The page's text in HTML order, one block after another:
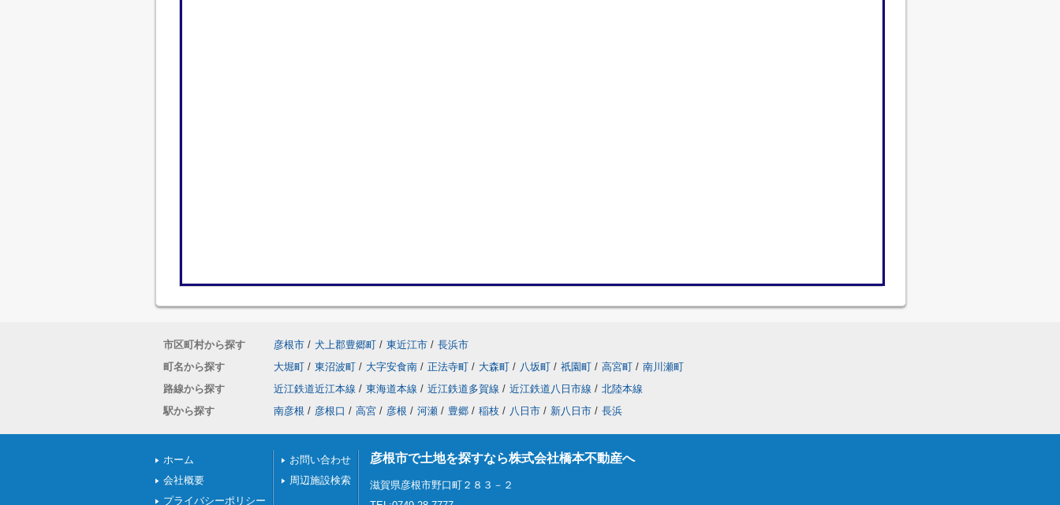
市区町村から探す 彦根市 / 犬上郡豊郷町 / 東近江市 / 長浜市
町名から探す
大堀町 / 東沼波町 / 大字安食南 / 正法寺町 / 大森町 / 八坂町 / 祇園町 / 高宮町 / 南川瀬町
路線から探す
近江鉄道近江本線 / 東海道本線 / 近江鉄道多賀線 / 近江鉄道八日市線 / 北陸本線
駅から探す
南彦根 / 彦根口 / 高宮 / 彦根 / 河瀬 / 豊郷 / 稲枝 / 八日市 / 新八日市 / 長浜
ホーム
会社概要
プライバシーポリシー
お問い合わせ
周辺施設検索
彦根市で土地を探すなら株式会社橋本不動産へ
滋賀県彦根市野口町２８３－２